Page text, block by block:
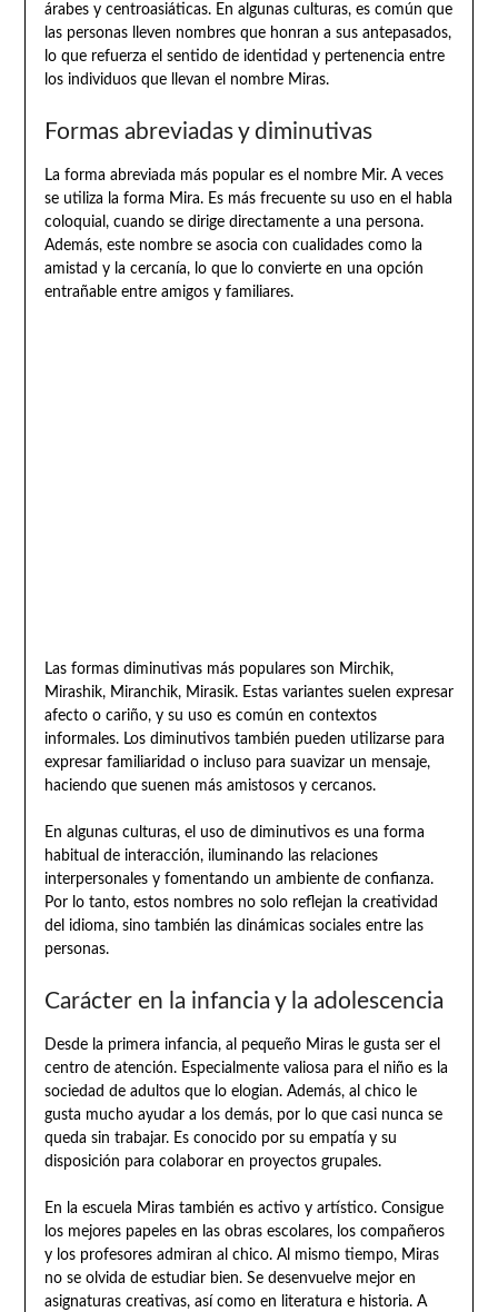
árabes y centroasiáticas. En algunas culturas, es común que
las personas lleven nombres que honran a sus antepasados,
lo que refuerza el sentido de identidad y pertenencia entre
los individuos que llevan el nombre Miras.
Formas abreviadas y diminutivas
La forma abreviada más popular es el nombre Mir. A veces
se utiliza la forma Mira. Es más frecuente su uso en el habla
coloquial, cuando se dirige directamente a una persona.
Además, este nombre se asocia con cualidades como la
amistad y la cercanía, lo que lo convierte en una opción
entrañable entre amigos y familiares.
Las formas diminutivas más populares son Mirchik,
Mirashik, Miranchik, Mirasik. Estas variantes suelen expresar
afecto o cariño, y su uso es común en contextos
informales. Los diminutivos también pueden utilizarse para
expresar familiaridad o incluso para suavizar un mensaje,
haciendo que suenen más amistosos y cercanos.
En algunas culturas, el uso de diminutivos es una forma
habitual de interacción, iluminando las relaciones
interpersonales y fomentando un ambiente de confianza.
Por lo tanto, estos nombres no solo reflejan la creatividad
del idioma, sino también las dinámicas sociales entre las
personas.
Carácter en la infancia y la adolescencia
Desde la primera infancia, al pequeño Miras le gusta ser el
centro de atención. Especialmente valiosa para el niño es la
sociedad de adultos que lo elogian. Además, al chico le
gusta mucho ayudar a los demás, por lo que casi nunca se
queda sin trabajar. Es conocido por su empatía y su
disposición para colaborar en proyectos grupales.
En la escuela Miras también es activo y artístico. Consigue
los mejores papeles en las obras escolares, los compañeros
y los profesores admiran al chico. Al mismo tiempo, Miras
no se olvida de estudiar bien. Se desenvuelve mejor en
asignaturas creativas, así como en literatura e historia. A